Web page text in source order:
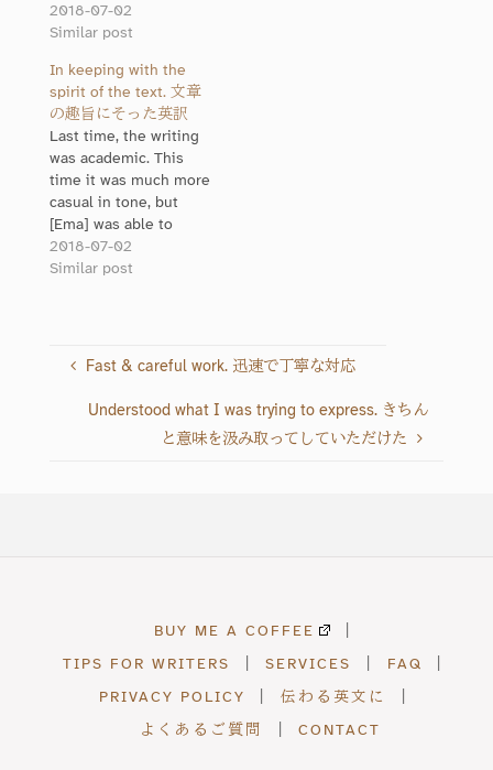
questions she had. We
felt comfortable
仕事の進め方に関して
も、ポイントを押さ
え、連絡・相談などの
コミュニケーションを
とって頂き安心してお
任せする事が出来まし
た。 (Via Lancers.jp)
2018-07-02
Similar post
In keeping with the
spirit of the text. 文章
の趣旨にそった英訳
Last time, the writing
was academic. This
time it was much more
casual in tone, but
[Ema] was able to
translate it in keeping
with the spirit of the
のアカデミックな文章
カジュアルな文章の英
の文章の趣旨にそった
2018-07-02
Similar post
Fast & careful work. 迅速で丁寧な対応
Understood what I was trying to express. きちん
と意味を汲み取ってしていただけた
BUY ME A COFFEE
TIPS FOR WRITERS SERVICES FAQ
PRIVACY POLICY 伝わる英文に
よくあるご質問 CONTACT